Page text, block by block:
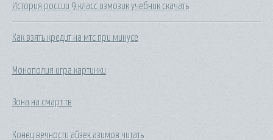
История россии 9 класс измозик учебник скачать
Как взять кредит на мтс при минусе
Монополия игра картинки
Зона на смарт тв
Конец вечности айзек азимов читать